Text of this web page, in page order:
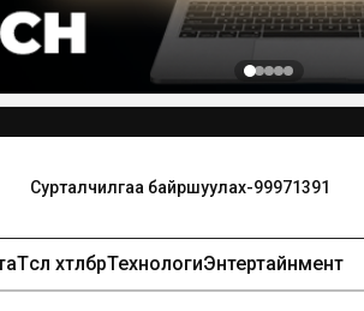
Төсөл хөтөлбөрТехнологиЭнтертайнмент